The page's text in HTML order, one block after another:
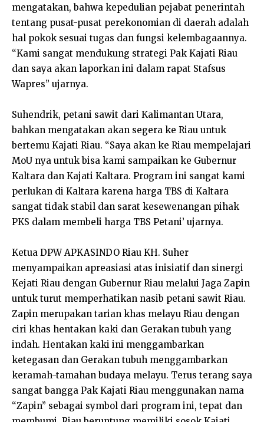
mengatakan, bahwa kepedulian pejabat penerintah
tentang pusat-pusat perekonomian di daerah adalah
hal pokok sesuai tugas dan fungsi kelembagaannya.
“Kami sangat mendukung strategi Pak Kajati Riau
dan saya akan laporkan ini dalam rapat Stafsus
Wapres” ujarnya.
Suhendrik, petani sawit dari Kalimantan Utara,
bahkan mengatakan akan segera ke Riau untuk
bertemu Kajati Riau. “Saya akan ke Riau mempelajari
MoU nya untuk bisa kami sampaikan ke Gubernur
Kaltara dan Kajati Kaltara. Program ini sangat kami
perlukan di Kaltara karena harga TBS di Kaltara
sangat tidak stabil dan sarat kesewenangan pihak
PKS dalam membeli harga TBS Petani’ ujarnya.
Ketua DPW APKASINDO Riau KH. Suher
menyampaikan apreasiasi atas inisiatif dan sinergi
Kejati Riau dengan Gubernur Riau melalui Jaga Zapin
untuk turut memperhatikan nasib petani sawit Riau.
Zapin merupakan tarian khas melayu Riau dengan
ciri khas hentakan kaki dan Gerakan tubuh yang
indah. Hentakan kaki ini menggambarkan
ketegasan dan Gerakan tubuh menggambarkan
keramah-tamahan budaya melayu. Terus terang saya
sangat bangga Pak Kajati Riau menggunakan nama
“Zapin” sebagai symbol dari program ini, tepat dan